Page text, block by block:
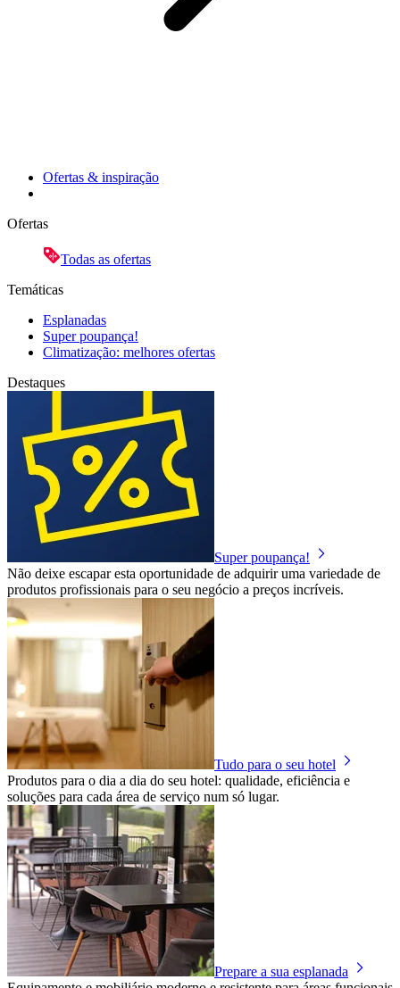
Ofertas & inspiração
Ofertas
Todas as ofertas
Temáticas
Esplanadas
Super poupança!
Climatização: melhores ofertas
Destaques
Super poupança!
Não deixe escapar esta oportunidade de adquirir uma variedade de
produtos profissionais para o seu negócio a preços incríveis.
Tudo para o seu hotel
Produtos para o dia a dia do seu hotel: qualidade, eficiência e
soluções para cada área de serviço num só lugar.
Prepare a sua esplanada